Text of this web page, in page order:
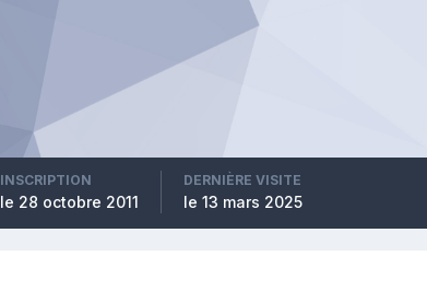
INSCRIPTION
le 28 octobre 2011
DERNIÈRE VISITE
le 13 mars 2025